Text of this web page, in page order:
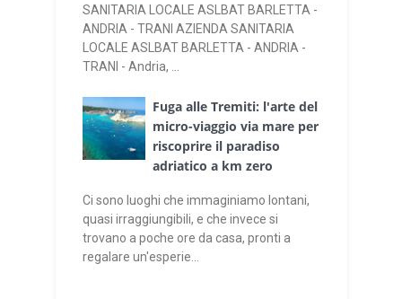
SANITARIA LOCALE ASLBAT BARLETTA -
ANDRIA - TRANI AZIENDA SANITARIA
LOCALE ASLBAT BARLETTA - ANDRIA -
TRANI - Andria, ...
Fuga alle Tremiti: l'arte del
micro-viaggio via mare per
riscoprire il paradiso
adriatico a km zero
Ci sono luoghi che immaginiamo lontani,
quasi irraggiungibili, e che invece si
trovano a poche ore da casa, pronti a
regalare un'esperie...